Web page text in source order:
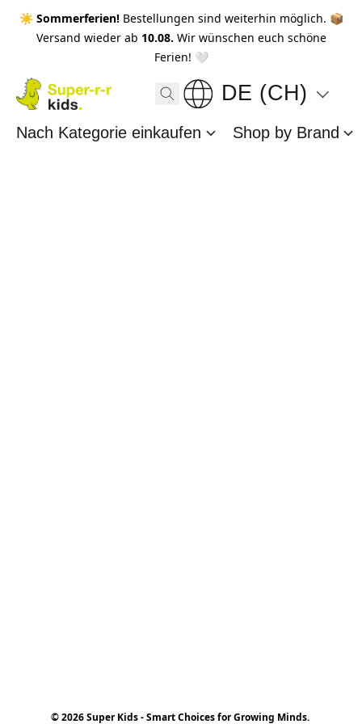
☀️ Sommerferien! Bestellungen sind weiterhin möglich. 📦
Versand wieder ab 10.08. Wir wünschen euch schöne
Ferien! 🤍
DE (CH)
Nach Kategorie einkaufen Shop by Brand
© 2026 Super Kids - Smart Choices for Growing Minds.